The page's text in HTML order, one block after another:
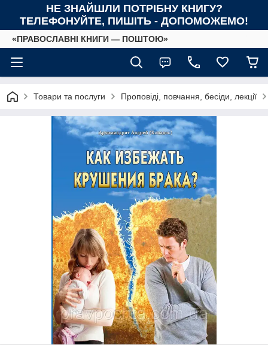
НЕ ЗНАЙШЛИ ПОТРІБНУ КНИГУ?
ТЕЛЕФОНУЙТЕ, ПИШІТЬ - ДОПОМОЖЕМО!
«ПРАВОСЛАВНІ КНИГИ — ПОШТОЮ»
Товари та послуги Проповіді, повчання, бесіди, лекції